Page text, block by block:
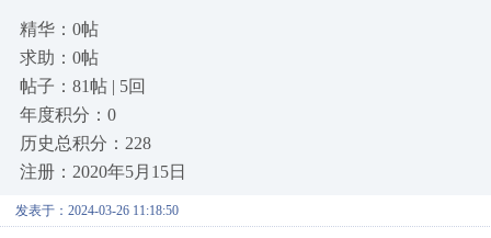
精华：0帖
求助：0帖
帖子：81帖 | 5回
年度积分：0
历史总积分：228
注册：2020年5月15日
发表于：2024-03-26 11:18:50